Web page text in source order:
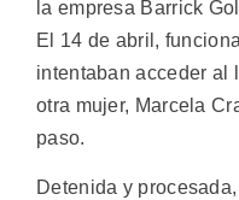
la empresa Barrick
El 14 de abril,
intentaban acceder al
otra mujer, Marcela
paso.
Detenida y